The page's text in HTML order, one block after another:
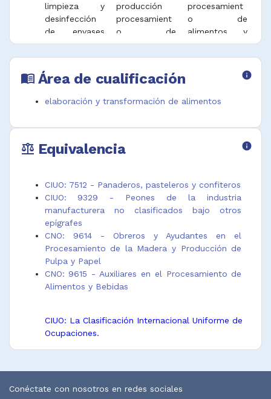
limpieza y
desinfección
de envases
para
alimentos y
bebidas
Ayudante de
procesamient
Ayudante
embalador de
alimentos y
bebidas
producción
procesamient
o de
alimentos y
bebidas
industria
o de
Obrero
ayudante
elaboración
procesamient
o de
alimentos y
bebidas
Obrero de
producción de
alimentos y
Obrero planta
procesamient
o de pescado
menu_book Área de cualificación info
elaboración y transformación de alimentos
balance Equivalencia info
CIUO: 7512 - Panaderos, pasteleros y confiteros
CIUO: 9329 - Peones de la industria
manufacturera no clasificados bajo otros
epígrafes
CNO: 9614 - Obreros y Ayudantes en el
Procesamiento de la Madera y Producción de
Pulpa y Papel
CNO: 9615 - Auxiliares en el Procesamiento de
Alimentos y Bebidas
CIUO: La Clasificación Internacional Uniforme de
Ocupaciones.
Conéctate con nosotros en redes sociales